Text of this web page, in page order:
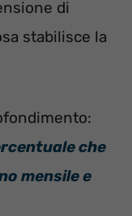
di
stabilisce la
che
mensile e